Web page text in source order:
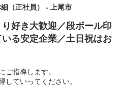
（正社員） - 上尾市
好き大歓迎／段ボール印
る安定企業／土日祝はお
ご指導します。
していってください。